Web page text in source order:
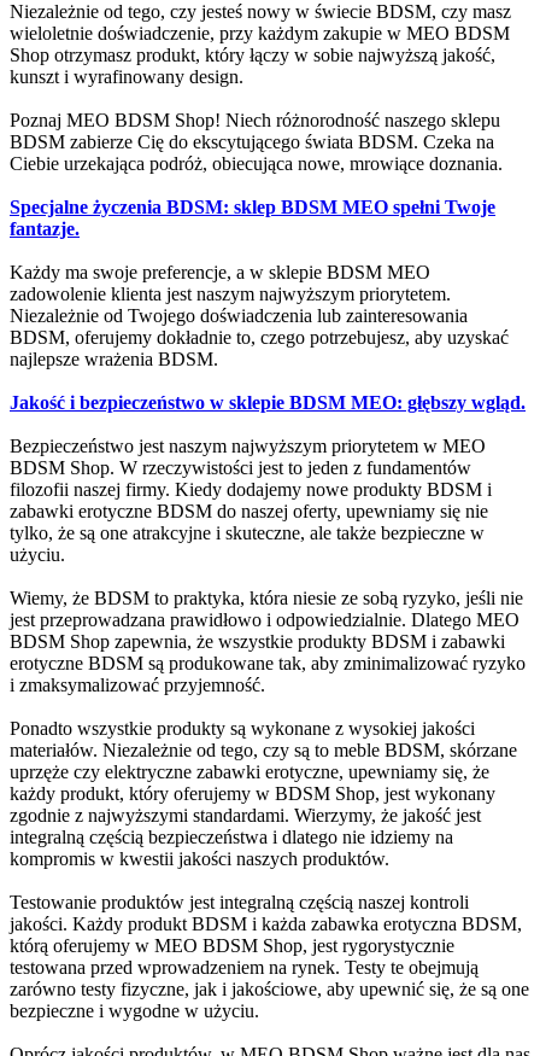
Niezależnie od tego, czy jesteś nowy w świecie BDSM, czy masz
wieloletnie doświadczenie, przy każdym zakupie w MEO BDSM
Shop otrzymasz produkt, który łączy w sobie najwyższą jakość,
kunszt i wyrafinowany design.
Poznaj MEO BDSM Shop! Niech różnorodność naszego sklepu
BDSM zabierze Cię do ekscytującego świata BDSM. Czeka na
Ciebie urzekająca podróż, obiecująca nowe, mrowiące doznania.
Specjalne życzenia BDSM: sklep BDSM MEO spełni Twoje
fantazje.
Każdy ma swoje preferencje, a w sklepie BDSM MEO
zadowolenie klienta jest naszym najwyższym priorytetem.
Niezależnie od Twojego doświadczenia lub zainteresowania
BDSM, oferujemy dokładnie to, czego potrzebujesz, aby uzyskać
najlepsze wrażenia BDSM.
Jakość i bezpieczeństwo w sklepie BDSM MEO: głębszy wgląd.
Bezpieczeństwo jest naszym najwyższym priorytetem w MEO
BDSM Shop. W rzeczywistości jest to jeden z fundamentów
filozofii naszej firmy. Kiedy dodajemy nowe produkty BDSM i
zabawki erotyczne BDSM do naszej oferty, upewniamy się nie
tylko, że są one atrakcyjne i skuteczne, ale także bezpieczne w
użyciu.
Wiemy, że BDSM to praktyka, która niesie ze sobą ryzyko, jeśli nie
jest przeprowadzana prawidłowo i odpowiedzialnie. Dlatego MEO
BDSM Shop zapewnia, że wszystkie produkty BDSM i zabawki
erotyczne BDSM są produkowane tak, aby zminimalizować ryzyko
i zmaksymalizować przyjemność.
Ponadto wszystkie produkty są wykonane z wysokiej jakości
materiałów. Niezależnie od tego, czy są to meble BDSM, skórzane
uprzęże czy elektryczne zabawki erotyczne, upewniamy się, że
każdy produkt, który oferujemy w BDSM Shop, jest wykonany
zgodnie z najwyższymi standardami. Wierzymy, że jakość jest
integralną częścią bezpieczeństwa i dlatego nie idziemy na
kompromis w kwestii jakości naszych produktów.
Testowanie produktów jest integralną częścią naszej kontroli
jakości. Każdy produkt BDSM i każda zabawka erotyczna BDSM,
którą oferujemy w MEO BDSM Shop, jest rygorystycznie
testowana przed wprowadzeniem na rynek. Testy te obejmują
zarówno testy fizyczne, jak i jakościowe, aby upewnić się, że są one
bezpieczne i wygodne w użyciu.